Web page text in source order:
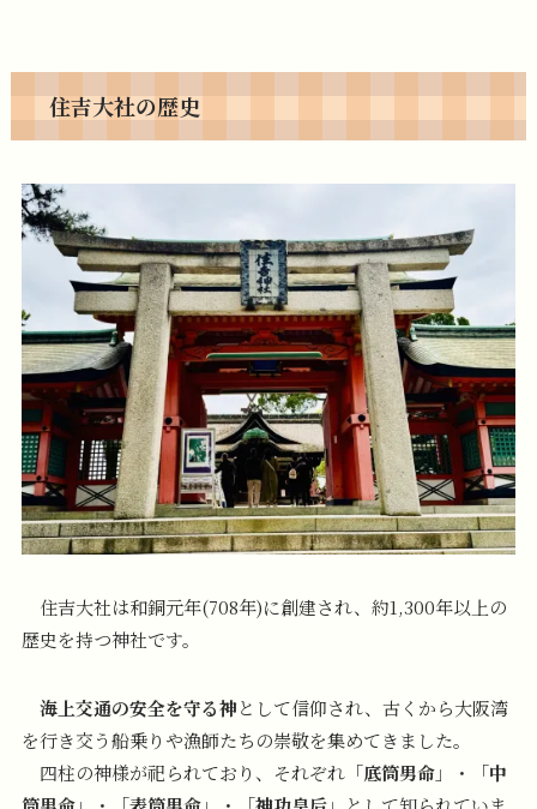
住吉大社の歴史
住吉大社は和銅元年(708年)に創建され、約1,300年以上の
歴史を持つ神社です。
海上交通の安全を守る神として信仰され、古くから大阪湾
を行き交う船乗りや漁師たちの崇敬を集めてきました。
四柱の神様が祀られており、それぞれ「底筒男命」・「中